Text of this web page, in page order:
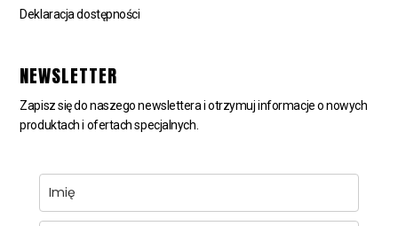
Deklaracja dostępności
NEWSLETTER
Zapisz się do naszego newslettera i otrzymuj informacje o nowych
produktach i ofertach specjalnych.